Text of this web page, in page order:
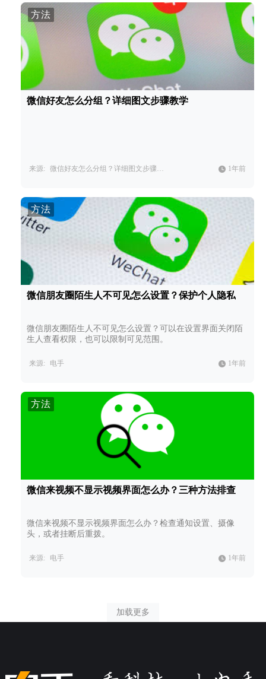
方法
微信好友怎么分组？详细图文步骤教学
来源: 微信好友怎么分组？详细图文步骤教学，快速管理微信好友。 1年前
方法
微信朋友圈陌生人不可见怎么设置？保护个人隐私
微信朋友圈陌生人不可见怎么设置？可以在设置界面关闭陌
生人查看权限，也可以限制可见范围。
来源: 电手 1年前
方法
微信来视频不显示视频界面怎么办？三种方法排查
微信来视频不显示视频界面怎么办？检查通知设置、摄像
头，或者挂断后重拨。
来源: 电手 1年前
加载更多